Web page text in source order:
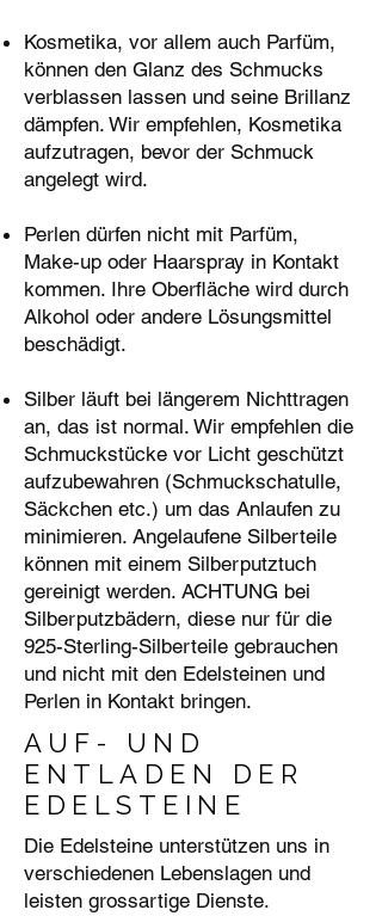
Kosmetika, vor allem auch Parfüm,
können den Glanz des Schmucks
verblassen lassen und seine Brillanz
dämpfen. Wir empfehlen, Kosmetika
aufzutragen, bevor der Schmuck
angelegt wird.
Perlen dürfen nicht mit Parfüm,
Make-up oder Haarspray in Kontakt
kommen. Ihre Oberfläche wird durch
Alkohol oder andere Lösungsmittel
beschädigt.
Silber läuft bei längerem Nichttragen
an, das ist normal. Wir empfehlen die
Schmuckstücke vor Licht geschützt
aufzubewahren (Schmuckschatulle,
Säckchen etc.) um das Anlaufen zu
minimieren. Angelaufene Silberteile
können mit einem Silberputztuch
gereinigt werden. ACHTUNG bei
Silberputzbädern, diese nur für die
925-Sterling-Silberteile gebrauchen
und nicht mit den Edelsteinen und
Perlen in Kontakt bringen.
AUF- UND
ENTLADEN DER
EDELSTEINE
Die Edelsteine unterstützen uns in
verschiedenen Lebenslagen und
leisten grossartige Dienste.